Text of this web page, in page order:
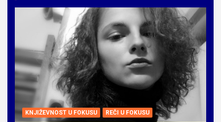
KNJIŽEVNOST U FOKUSU REČI U FOKUSU